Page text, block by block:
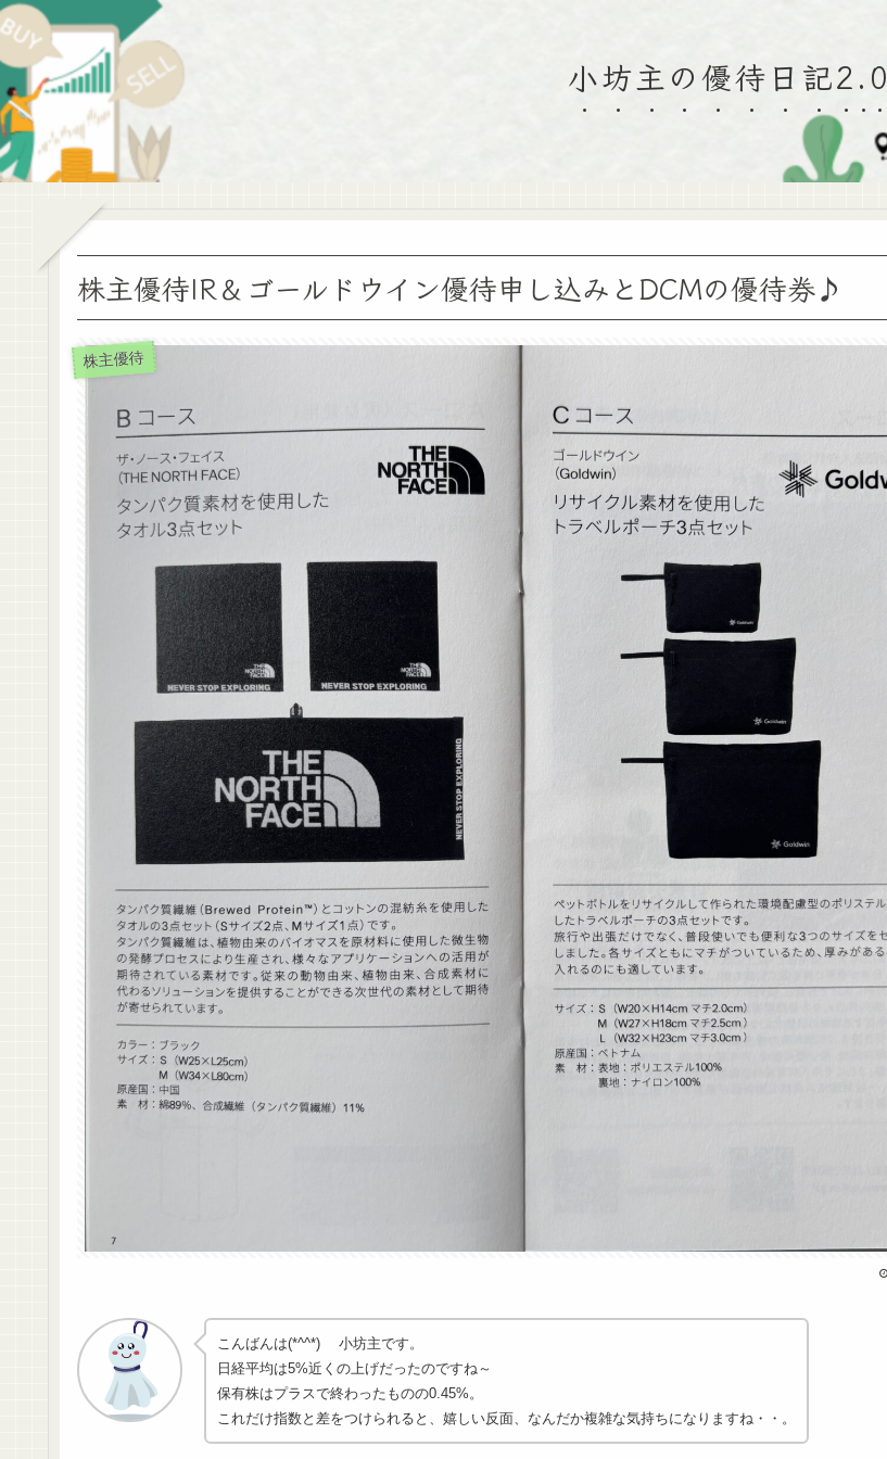
小坊主の優待日記2.0
株主優待IR＆ゴールドウイン優待申し込みとDCMの優待券♪
株主優待
こんばんは(*^^*) 小坊主です。
日経平均は5%近くの上げだったのですね～
保有株はプラスで終わったものの0.45%。
これだけ指数と差をつけられると、嬉しい反面、なんだか複雑な気持ちになりますね・・。